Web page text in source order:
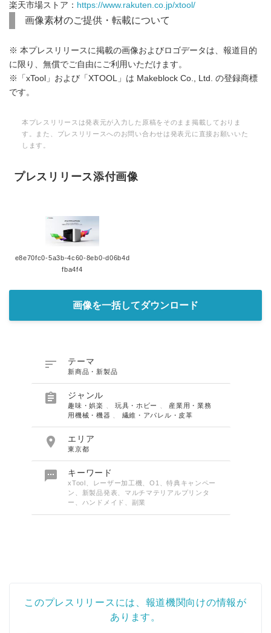
楽天市場ストア： https://www.rakuten.co.jp/xtool/
画像素材のご提供・転載について
※ 本プレスリリースに掲載の画像およびロゴデータは、報道目的
に限り、無償でご自由にご利用いただけます。
※「xTool」および「XTOOL」は Makeblock Co., Ltd. の登録商標
です。
本プレスリリースは発表元が入力した原稿をそのまま掲載しておりま
す。また、プレスリリースへのお問い合わせは発表元に直接お願いいた
します。
プレスリリース添付画像
e8e70fc0-5a3b-4c60-8eb0-d06b4d
fba4f4
画像を一括してダウンロード
 テーマ
新商品・新製品
 ジャンル
趣味・娯楽 玩具・ホビー
産業用・業務
用機械・機器
繊維・アパレル・皮革
 エリア
東京都
 キーワード
xTool、レーザー加工機、O1、特典キャンペー
ン、新製品発表、マルチマテリアルプリンタ
ー、ハンドメイド、副業
このプレスリリースには、報道機関向けの情報が
あります。